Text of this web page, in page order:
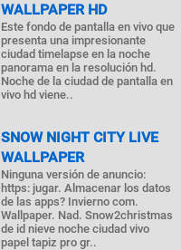
WALLPAPER HD
Este fondo de pantalla en vivo que
presenta una impresionante
ciudad timelapse en la noche
panorama en la resolución hd.
Noche de la ciudad de pantalla en
vivo hd viene..
SNOW NIGHT CITY LIVE
WALLPAPER
Ninguna versión de anuncio:
https: jugar. Almacenar los datos
de las apps? Invierno com.
Wallpaper. Nad. Snow2christmas
de id nieve noche ciudad vivo
papel tapiz pro gr..